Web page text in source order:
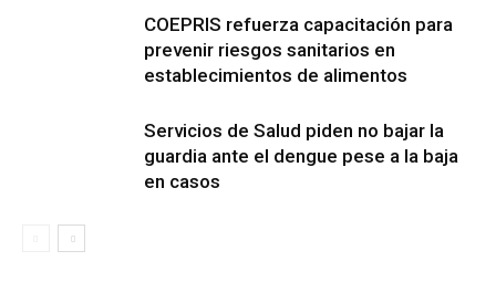
COEPRIS refuerza capacitación para
prevenir riesgos sanitarios en
establecimientos de alimentos
Servicios de Salud piden no bajar la
guardia ante el dengue pese a la baja
en casos